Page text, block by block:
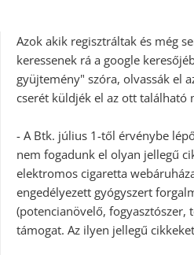
Azok akik regisztráltak és még
keressenek rá a google
gyüjtemény" szóra, olvassák el
cserét küldjék el az ott található
- A Btk. július 1-től érvénybe
nem fogadunk el olyan jellegű
elektromos cigaretta
engedélyezett gyógyszert
(potencianövelő, fogyasztószer,
támogat. Az ilyen jellegű